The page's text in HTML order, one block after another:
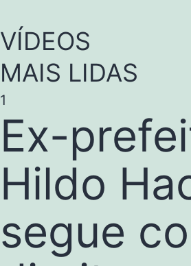
VÍDEOS
MAIS LIDAS
1
Ex-
Hildo
segue